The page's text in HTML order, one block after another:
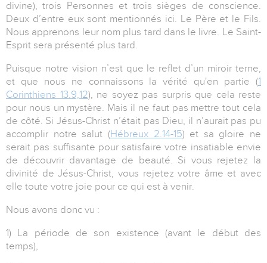
divine), trois Personnes et trois sièges de conscience.
Deux d’entre eux sont mentionnés ici. Le Père et le Fils.
Nous apprenons leur nom plus tard dans le livre. Le Saint-
Esprit sera présenté plus tard.
Puisque notre vision n’est que le reflet d’un miroir terne,
et que nous ne connaissons la vérité qu'en partie (1
Corinthiens 13.9,12), ne soyez pas surpris que cela reste
pour nous un mystère. Mais il ne faut pas mettre tout cela
de côté. Si Jésus-Christ n’était pas Dieu, il n’aurait pas pu
accomplir notre salut (Hébreux 2.14-15) et sa gloire ne
serait pas suffisante pour satisfaire votre insatiable envie
de découvrir davantage de beauté. Si vous rejetez la
divinité de Jésus-Christ, vous rejetez votre âme et avec
elle toute votre joie pour ce qui est à venir.
Nous avons donc vu :
1) La période de son existence (avant le début des
temps),